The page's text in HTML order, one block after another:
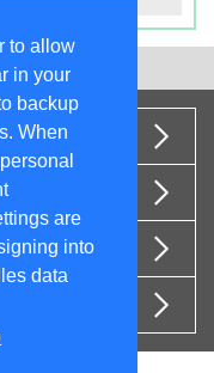
to allow
in your
backup
When
are
into
data